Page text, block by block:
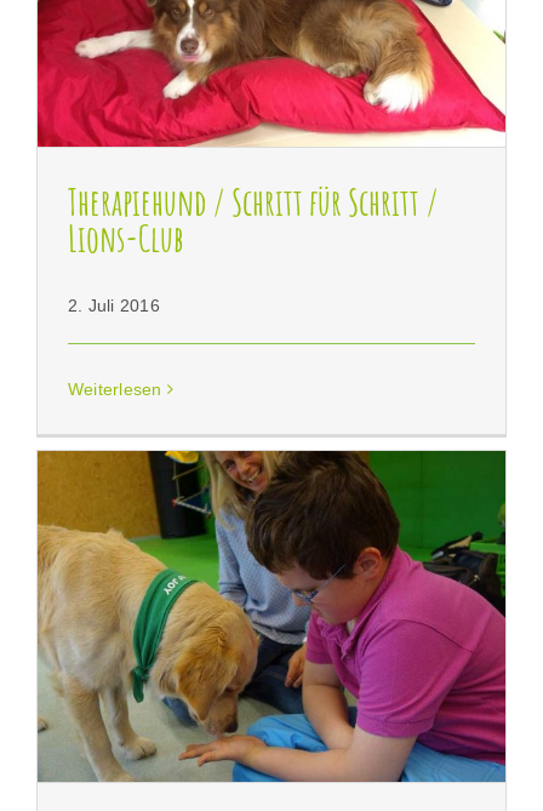
Therapiehund / Schritt für Schritt / Lions-Club
Therapiehund / Schritt für Schritt /
Lions-Club
2. Juli 2016
Weiterlesen
Therapiehundeinsatz bei Schritt für Schritt